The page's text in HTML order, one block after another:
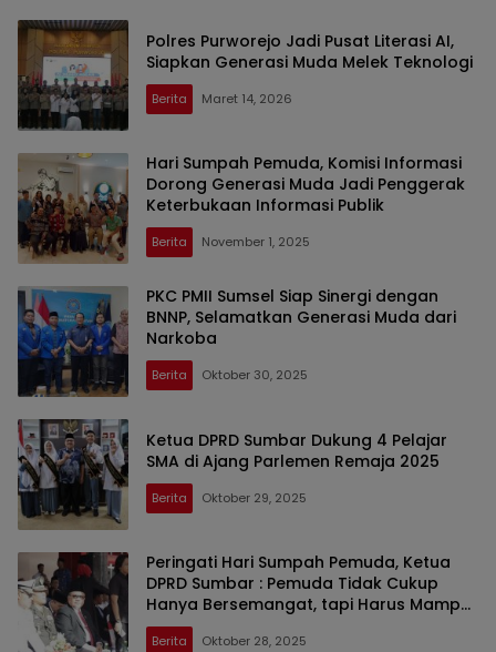
Polres Purworejo Jadi Pusat Literasi AI,
Siapkan Generasi Muda Melek Teknologi
Berita Maret 14, 2026
Hari Sumpah Pemuda, Komisi Informasi
Dorong Generasi Muda Jadi Penggerak
Keterbukaan Informasi Publik
Berita November 1, 2025
PKC PMII Sumsel Siap Sinergi dengan
BNNP, Selamatkan Generasi Muda dari
Narkoba
Berita Oktober 30, 2025
Ketua DPRD Sumbar Dukung 4 Pelajar
SMA di Ajang Parlemen Remaja 2025
Berita Oktober 29, 2025
Peringati Hari Sumpah Pemuda, Ketua
DPRD Sumbar : Pemuda Tidak Cukup
Hanya Bersemangat, tapi Harus Mampu
Irinovasi dan Kontribusi
Berita Oktober 28, 2025